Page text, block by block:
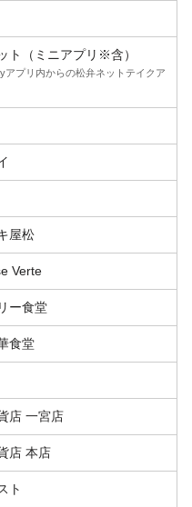
ト（ミニアプリ※含）
アプリ内からの松弁ネットテイクア
屋松
Verte
ー食堂
食堂
店 一宮店
店 本店
ト